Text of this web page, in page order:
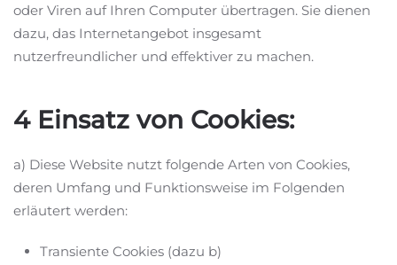
oder Viren auf Ihren Computer übertragen. Sie dienen
dazu, das Internetangebot insgesamt
nutzerfreundlicher und effektiver zu machen.
4 Einsatz von Cookies:
a) Diese Website nutzt folgende Arten von Cookies,
deren Umfang und Funktionsweise im Folgenden
erläutert werden:
Transiente Cookies (dazu b)